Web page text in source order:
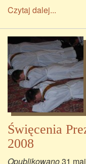
Czytaj dalej...
Święcenia
2008
Opublikowano31